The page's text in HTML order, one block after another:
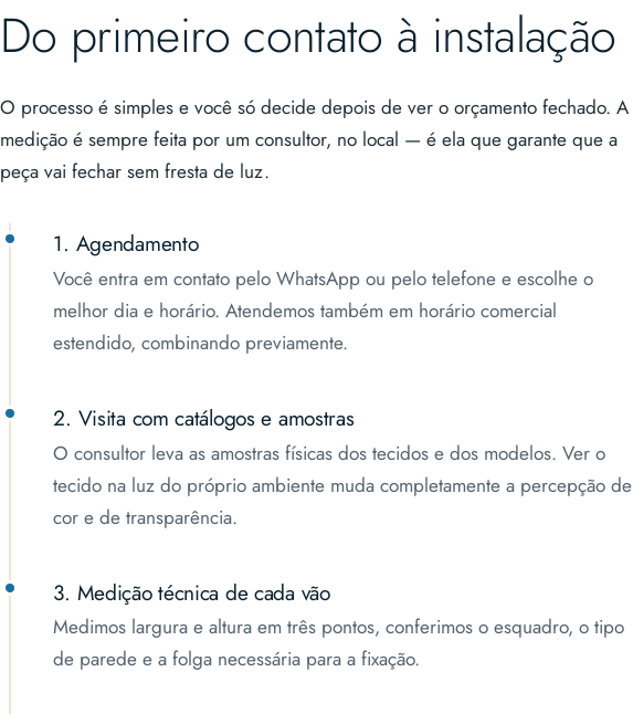
Do primeiro contato à instalação
O processo é simples e você só decide depois de ver o orçamento fechado. A
medição é sempre feita por um consultor, no local — é ela que garante que a
peça vai fechar sem fresta de luz.
1. Agendamento
Você entra em contato pelo WhatsApp ou pelo telefone e escolhe o
melhor dia e horário. Atendemos também em horário comercial
estendido, combinando previamente.
2. Visita com catálogos e amostras
O consultor leva as amostras físicas dos tecidos e dos modelos. Ver o
tecido na luz do próprio ambiente muda completamente a percepção de
cor e de transparência.
3. Medição técnica de cada vão
Medimos largura e altura em três pontos, conferimos o esquadro, o tipo
de parede e a folga necessária para a fixação.